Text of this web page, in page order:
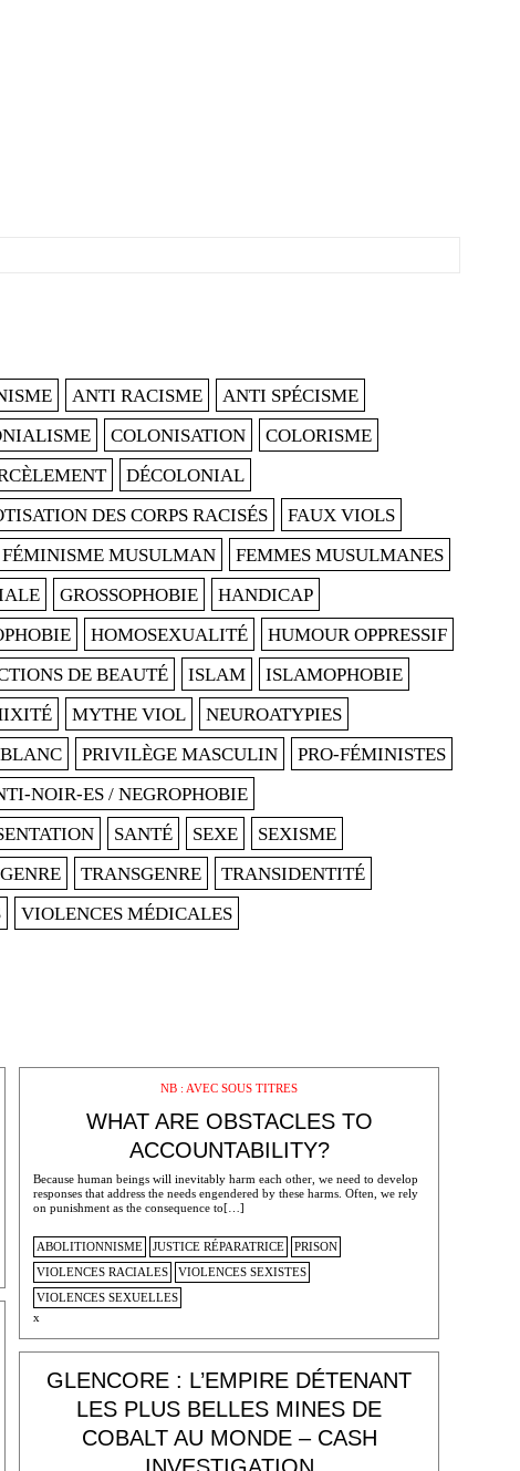
ANTI RACISME
ANTI SPÉCISME
COLONISATION
COLORISME
DÉCOLONIAL
DES CORPS RACISÉS
FAUX VIOLS
FÉMINISME MUSULMAN
FEMMES MUSULMANES
GROSSOPHOBIE
HANDICAP
HOMOSEXUALITÉ
HUMOUR OPPRESSIF
DE BEAUTÉ ISLAM
ISLAMOPHOBIE
MYTHE VIOL
NEUROATYPIES
PRIVILÈGE MASCULIN
PRO-FÉMINISTES
NOIR-ES / NEGROPHOBIE
SANTÉ SEXE
SEXISME
TRANSGENRE
TRANSIDENTITÉ
VIOLENCES MÉDICALES
NB : AVEC SOUS TITRES
WHAT ARE OBSTACLES TO
ACCOUNTABILITY?
Because human beings will inevitably harm each other, we need to develop
responses that address the needs engendered by these harms. Often, we rely
on punishment as the consequence to[…]
ABOLITIONNISME JUSTICE RÉPARATRICE
PRISON
VIOLENCES RACIALES
VIOLENCES SEXISTES
VIOLENCES SEXUELLES
x
GLENCORE : L’EMPIRE DÉTENANT
LES PLUS BELLES MINES DE
COBALT AU MONDE – CASH